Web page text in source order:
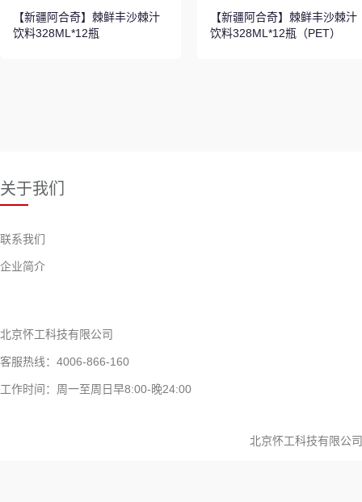
【新疆阿合奇】棘鲜丰沙棘汁
饮料328ML*12瓶
【新疆阿合奇】棘鲜丰沙棘汁
饮料328ML*12瓶（PET）
关于我们
联系我们
企业简介
北京怀工科技有限公司
客服热线：4006-866-160
工作时间：周一至周日早8:00-晚24:00
北京怀工科技有限公